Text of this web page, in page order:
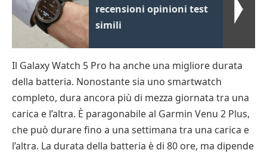
recensioni opinioni test
simili
Il Galaxy Watch 5 Pro ha anche una migliore durata
della batteria. Nonostante sia uno smartwatch
completo, dura ancora più di mezza giornata tra una
carica e l’altra. È paragonabile al Garmin Venu 2 Plus,
che può durare fino a una settimana tra una carica e
l’altra. La durata della batteria è di 80 ore, ma dipende